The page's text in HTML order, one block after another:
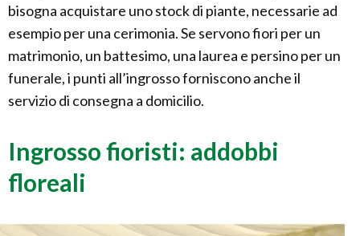
bisogna acquistare uno stock di piante, necessarie ad
esempio per una cerimonia. Se servono fiori per un
matrimonio, un battesimo, una laurea e persino per un
funerale, i punti all’ingrosso forniscono anche il
servizio di consegna a domicilio.
Ingrosso fioristi: addobbi
floreali